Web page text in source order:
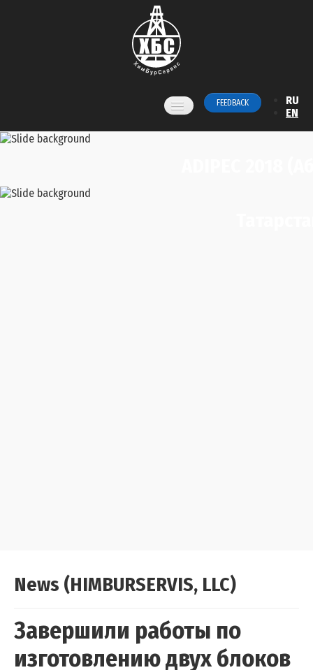
RU
EN
FEEDBACK
News (HIMBURSERVIS, LLC)
Завершили работы по
изготовлению двух блоков